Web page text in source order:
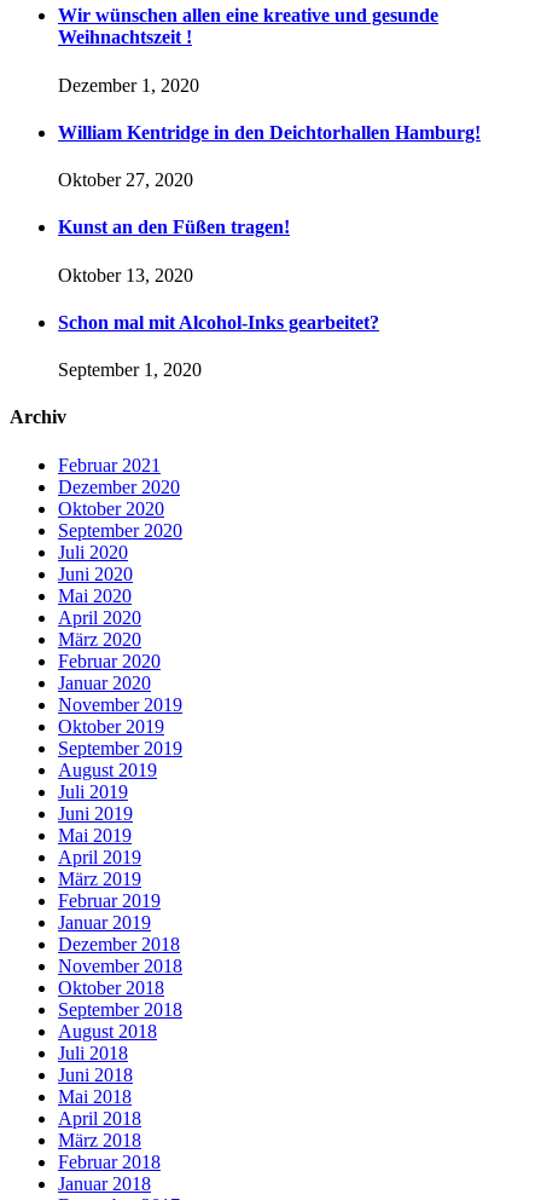
Wir wünschen allen eine kreative und gesunde
Weihnachtszeit !
Dezember 1, 2020
William Kentridge in den Deichtorhallen Hamburg!
Oktober 27, 2020
Kunst an den Füßen tragen!
Oktober 13, 2020
Schon mal mit Alcohol-Inks gearbeitet?
September 1, 2020
Archiv
Februar 2021
Dezember 2020
Oktober 2020
September 2020
Juli 2020
Juni 2020
Mai 2020
April 2020
März 2020
Februar 2020
Januar 2020
November 2019
Oktober 2019
September 2019
August 2019
Juli 2019
Juni 2019
Mai 2019
April 2019
März 2019
Februar 2019
Januar 2019
Dezember 2018
November 2018
Oktober 2018
September 2018
August 2018
Juli 2018
Juni 2018
Mai 2018
April 2018
März 2018
Februar 2018
Januar 2018